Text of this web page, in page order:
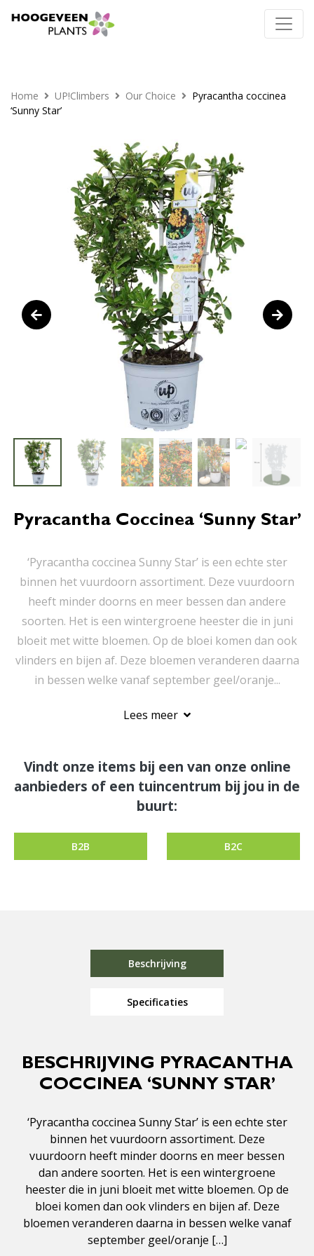
Home UP!Climbers Our Choice
Pyracantha coccinea
‘Sunny Star’
Pyracantha Coccinea ‘Sunny Star’
‘Pyracantha coccinea Sunny Star’ is een echte ster
binnen het vuurdoorn assortiment. Deze vuurdoorn
heeft minder doorns en meer bessen dan andere
soorten. Het is een wintergroene heester die in juni
bloeit met witte bloemen. Op de bloei komen dan ook
vlinders en bijen af. Deze bloemen veranderen daarna
in bessen welke vanaf september geel/oranje...
Lees meer
Vindt onze items bij een van onze online
aanbieders of een tuincentrum bij jou in de
buurt:
B2B B2C
Beschrijving
Specificaties
BESCHRIJVING PYRACANTHA
COCCINEA ‘SUNNY STAR’
‘Pyracantha coccinea Sunny Star’ is een echte ster
binnen het vuurdoorn assortiment. Deze
vuurdoorn heeft minder doorns en meer bessen
dan andere soorten. Het is een wintergroene
heester die in juni bloeit met witte bloemen. Op de
bloei komen dan ook vlinders en bijen af. Deze
bloemen veranderen daarna in bessen welke vanaf
september geel/oranje […]